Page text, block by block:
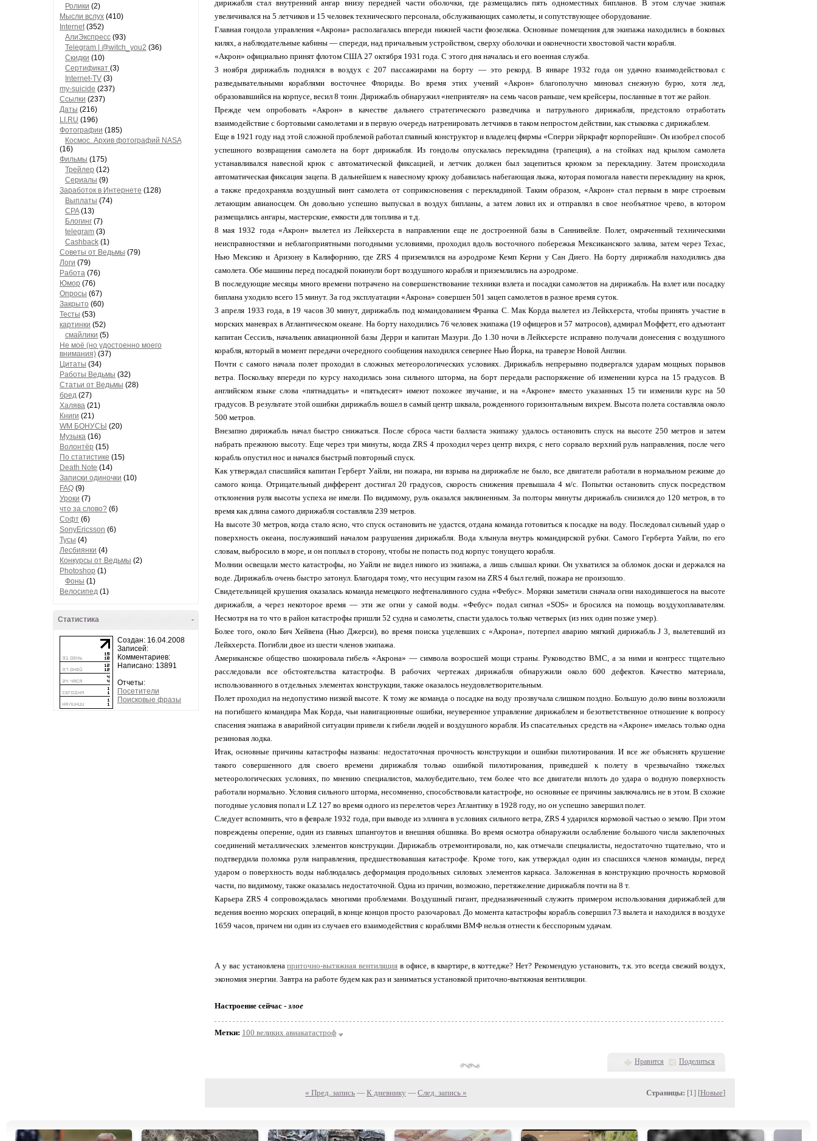
Ролики (2)
Мысли вслух (410)
Internet(352)
АлиЭкспресс (93)
Telegram | @witch_you2 (36)
Скидки (10)
Сертификат (3)
Internet-TV (3)
my-suicide (237)
Ссылки (237)
Даты (216)
LI.RU (196)
Фотографии (185)
Космос. Архив фотографий NASA
(16)
Фильмы (175)
Трейлер (12)
Сериалы (9)
Заработок в Интернете (128)
Выплаты (74)
CPA(13)
Блогинг (7)
telegram (3)
Cashback (1)
Советы от Ведьмы (79)
Логи (79)
Работа (76)
Юмор (76)
Опросы (67)
Закрыто (60)
Тесты (53)
картинки (52)
смайлики (5)
Не моё (но удостоенно моего
внимания) (37)
Цитаты (34)
Работы Ведьмы (32)
Статьи от Ведьмы (28)
бред (27)
Халява (21)
Книги (21)
WM БОНУСЫ (20)
Музыка (16)
Волонтёр (15)
По статистике (15)
Death Note (14)
Записки одиночки (10)
FAQ (9)
Уроки (7)
что за слово? (6)
Софт (6)
SonyEricsson (6)
Тусы (4)
Лесбиянки (4)
Конкурсы от Ведьмы (2)
Photoshop (1)
Фоны (1)
Велосипед (1)
-
Статистика
Создан: 16.04.2008
Записей:
Комментариев:
Написано: 13891
Отчеты:
Посетители
Поисковые фразы
дирижабля стал внутренний ангар внизу передней части оболочки, где размещались пять одноместных бипланов. В этом случае экипаж
увеличивался на 5 летчиков и 15 человек технического персонала, обслуживающих самолеты, и сопутствующее оборудование.
Главная гондола управления «Акрона» располагалась впереди нижней части фюзеляжа. Основные помещения для экипажа находились в боковых
килях, а наблюдательные кабины — спереди, над причальным устройством, сверху оболочки и оконечности хвостовой части корабля.
«Акрон» официально принят флотом США 27 октября 1931 года. С этого дня началась и его военная служба.
3 ноября дирижабль поднялся в воздух с 207 пассажирами на борту — это рекорд. В январе 1932 года он удачно взаимодействовал с
разведывательными кораблями восточнее Флориды. Во время этих учений «Акрон» благополучно миновал снежную бурю, хотя лед,
образовавшийся на корпусе, весил 8 тонн. Дирижабль обнаружил «неприятеля» на семь часов раньше, чем крейсеры, посланные в тот же район.
Прежде чем опробовать «Акрон» в качестве дальнего стратегического разведчика и патрульного дирижабля, предстояло отработать
взаимодействие с бортовыми самолетами и в первую очередь натренировать летчиков в таком непростом действии, как стыковка с дирижаблем.
Еще в 1921 году над этой сложной проблемой работал главный конструктор и владелец фирмы «Сперри эйркрафт корпорейшн». Он изобрел способ
успешного возвращения самолета на борт дирижабля. Из гондолы опускалась перекладина (трапеция), а на стойках над крылом самолета
устанавливался навесной крюк с автоматической фиксацией, и летчик должен был зацепиться крюком за перекладину. Затем происходила
автоматическая фиксация зацепа. В дальнейшем к навесному крюку добавилась набегающая лыжа, которая помогала навести перекладину на крюк,
а также предохраняла воздушный винт самолета от соприкосновения с перекладиной. Таким образом, «Акрон» стал первым в мире строевым
летающим авианосцем. Он довольно успешно выпускал в воздух бипланы, а затем ловил их и отправлял в свое необъятное чрево, в котором
размещались ангары, мастерские, емкости для топлива и т.д.
8 мая 1932 года «Акрон» вылетел из Лейкхерста в направлении еще не достроенной базы в Саннивейле. Полет, омраченный техническими
неисправностями и неблагоприятными погодными условиями, проходил вдоль восточного побережья Мексиканского залива, затем через Техас,
Нью Мексико и Аризону в Калифорнию, где ZRS 4 приземлился на аэродроме Кемп Керни у Сан Диего. На борту дирижабля находились два
самолета. Обе машины перед посадкой покинули борт воздушного корабля и приземлились на аэродроме.
В последующие месяцы много времени потрачено на совершенствование техники взлета и посадки самолетов на дирижабль. На взлет или посадку
биплана уходило всего 15 минут. За год эксплуатации «Акрона» совершен 501 зацеп самолетов в разное время суток.
3 апреля 1933 года, в 19 часов 30 минут, дирижабль под командованием Франка С. Мак Корда вылетел из Лейкхерста, чтобы принять участие в
морских маневрах в Атлантическом океане. На борту находились 76 человек экипажа (19 офицеров и 57 матросов), адмирал Моффетт, его адъютант
капитан Сессиль, начальник авиационной базы Дерри и капитан Мазури. До 1.30 ночи в Лейкхерсте исправно получали донесения с воздушного
корабля, который в момент передачи очередного сообщения находился севернее Нью Йорка, на траверзе Новой Англии.
Почти с самого начала полет проходил в сложных метеорологических условиях. Дирижабль непрерывно подвергался ударам мощных порывов
ветра. Поскольку впереди по курсу находилась зона сильного шторма, на борт передали распоряжение об изменении курса на 15 градусов. В
английском языке слова «пятнадцать» и «пятьдесят» имеют похожее звучание, и на «Акроне» вместо указанных 15 ти изменили курс на 50
градусов. В результате этой ошибки дирижабль вошел в самый центр шквала, рожденного горизонтальным вихрем. Высота полета составляла около
500 метров.
Внезапно дирижабль начал быстро снижаться. После сброса части балласта экипажу удалось остановить спуск на высоте 250 метров и затем
набрать прежнюю высоту. Еще через три минуты, когда ZRS 4 проходил через центр вихря, с него сорвало верхний руль направления, после чего
корабль опустил нос и начался быстрый повторный спуск.
Как утверждал спасшийся капитан Герберт Уайли, ни пожара, ни взрыва на дирижабле не было, все двигатели работали в нормальном режиме до
самого конца. Отрицательный дифферент достигал 20 градусов, скорость снижения превышала 4 м/с. Попытки остановить спуск посредством
отклонения руля высоты успеха не имели. По видимому, руль оказался заклиненным. За полторы минуты дирижабль снизился до 120 метров, в то
время как длина самого дирижабля составляла 239 метров.
На высоте 30 метров, когда стало ясно, что спуск остановить не удастся, отдана команда готовиться к посадке на воду. Последовал сильный удар о
поверхность океана, послуживший началом разрушения дирижабля. Вода хлынула внутрь командирской рубки. Самого Герберта Уайли, по его
словам, выбросило в море, и он поплыл в сторону, чтобы не попасть под корпус тонущего корабля.
Молнии освещали место катастрофы, но Уайли не видел никого из экипажа, а лишь слышал крики. Он ухватился за обломок доски и держался на
воде. Дирижабль очень быстро затонул. Благодаря тому, что несущим газом на ZRS 4 был гелий, пожара не произошло.
Свидетельницей крушения оказалась команда немецкого нефтеналивного судна «Фебус». Моряки заметили сначала огни находившегося на высоте
дирижабля, а через некоторое время — эти же огни у самой воды. «Фебус» подал сигнал «SOS» и бросился на помощь воздухоплавателям.
Несмотря на то что в район катастрофы пришли 52 судна и самолеты, спасти удалось только четверых (из них один позже умер).
Более того, около Бич Хейвена (Нью Джерси), во время поиска уцелевших с «Акрона», потерпел аварию мягкий дирижабль J 3, вылетевший из
Лейкхерста. Погибли двое из шести членов экипажа.
Американское общество шокировала гибель «Акрона» — символа возросшей мощи страны. Руководство ВМС, а за ними и конгресс тщательно
расследовали все обстоятельства катастрофы. В рабочих чертежах дирижабля обнаружили около 600 дефектов. Качество материала,
использованного в отдельных элементах конструкции, также оказалось неудовлетворительным.
Полет проходил на недопустимо низкой высоте. К тому же команда о посадке на воду прозвучала слишком поздно. Большую долю вины возложили
на погибшего командира Мак Корда, чьи навигационные ошибки, неуверенное управление дирижаблем и безответственное отношение к вопросу
спасения экипажа в аварийной ситуации привели к гибели людей и воздушного корабля. Из спасательных средств на «Акроне» имелась только одна
резиновая лодка.
Итак, основные причины катастрофы названы: недостаточная прочность конструкции и ошибки пилотирования. И все же объяснять крушение
такого совершенного для своего времени дирижабля только ошибкой пилотирования, приведшей к полету в чрезвычайно тяжелых
метеорологических условиях, по мнению специалистов, малоубедительно, тем более что все двигатели вплоть до удара о водную поверхность
работали нормально. Условия сильного шторма, несомненно, способствовали катастрофе, но основные ее причины заключались не в этом. В схожие
погодные условия попал и LZ 127 во время одного из перелетов через Атлантику в 1928 году, но он успешно завершил полет.
Следует вспомнить, что в феврале 1932 года, при выводе из эллинга в условиях сильного ветра, ZRS 4 ударился кормовой частью о землю. При этом
повреждены оперение, один из главных шпангоутов и внешняя обшивка. Во время осмотра обнаружили ослабление большого числа заклепочных
соединений металлических элементов конструкции. Дирижабль отремонтировали, но, как отмечали специалисты, недостаточно тщательно, что и
подтвердила поломка руля направления, предшествовавшая катастрофе. Кроме того, как утверждал один из спасшихся членов команды, перед
ударом о поверхность воды наблюдалась деформация продольных силовых элементов каркаса. Заложенная в конструкцию прочность кормовой
части, по видимому, также оказалась недостаточной. Одна из причин, возможно, перетяжеление дирижабля почти на 8 т.
Карьера ZRS 4 сопровождалась многими проблемами. Воздушный гигант, предназначенный служить примером использования дирижаблей для
ведения военно морских операций, в конце концов просто разочаровал. До момента катастрофы корабль совершил 73 вылета и находился в воздухе
1659 часов, причем ни один из случаев его взаимодействия с кораблями ВМФ нельзя отнести к бесспорным удачам.
А у вас установленаприточно-вытяжная вентиляция в офисе, в квартире, в коттедже? Нет? Рекомендую установить, т.к. это всегда свежий воздух,
экономия энергии. Завтра на работе будем как раз и заниматься установкой приточно-вытяжная вентиляции.
Настроение сейчас -злое
Метки: 100 великих авиакатастроф
Нравится Поделиться
« Пред. запись — К дневнику — След. запись » Страницы: [1] [Новые]